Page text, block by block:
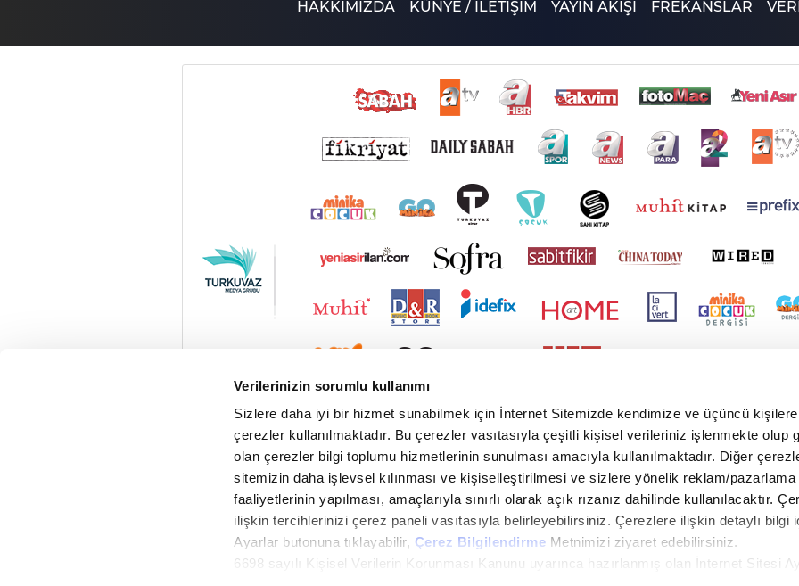
Verilerinizin sorumlu kullanımı
Sizlere daha iyi bir hizmet sunabilmek için İnternet Sitemizde kendimize ve üçüncü
çerezler kullanılmaktadır. Bu çerezler vasıtasıyla çeşitli kişisel verileriniz işlenmekte olup
olan çerezler bilgi toplumu hizmetlerinin sunulması amacıyla kullanılmaktadır. Diğer
sitemizin daha işlevsel kılınması ve kişiselleştirilmesi ve sizlere yönelik reklam/pazarlama
faaliyetlerinin yapılması, amaçlarıyla sınırlı olarak açık rızanız dahilinde kullanılacaktır.
ilişkin tercihlerinizi çerez paneli vasıtasıyla belirleyebilirsiniz. Çerezlere ilişkin detaylı bilgi
Ayarlar butonuna tıklayabilir, Çerez Bilgilendirme Metnimizi ziyaret edebilirsiniz.
6698 sayılı Kişisel Verilerin Korunması Kanunu uyarınca hazırlanmış olan İnternet Sitesi
HAKKIMIZDA KÜNYE / İLETİŞİM YAYIN AKIŞI FREKANSLAR